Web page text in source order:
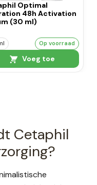
Optimal
48h Activation
(30 ml)
Op voorraad
Voeg toe
Cetaphil